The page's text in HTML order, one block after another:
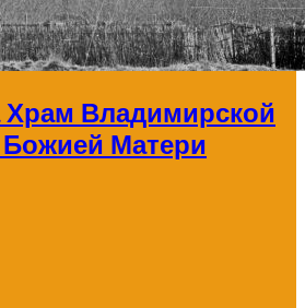
Храм Владимирской
Матери